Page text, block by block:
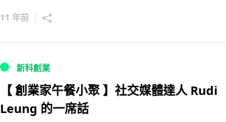
11 年前
新科創業
【 創業家午餐小聚 】社交媒體達人 Rudi
Leung 的一席話